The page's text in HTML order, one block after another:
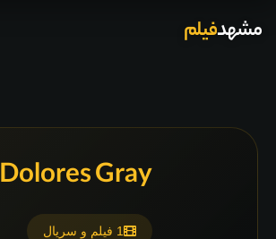
مشهدفیلم
Dolores Gray
1 فیلم و سریال